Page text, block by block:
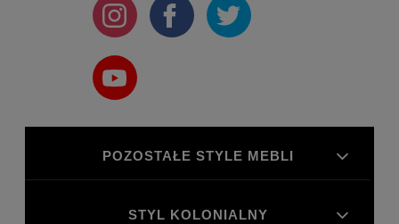
POZOSTAŁE STYLE MEBLI
STYL KOLONIALNY